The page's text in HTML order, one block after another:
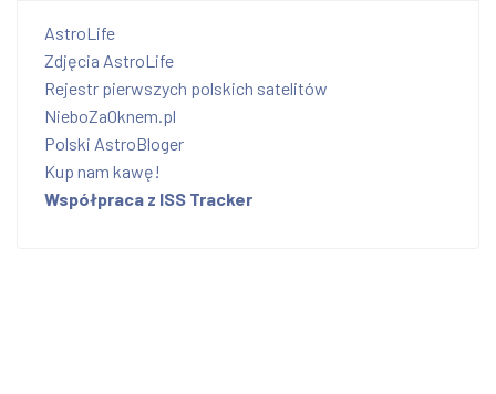
AstroLife
Zdjęcia AstroLife
Rejestr pierwszych polskich satelitów
NieboZaOknem.pl
Polski AstroBloger
Kup nam kawę!
Współpraca z ISS Tracker